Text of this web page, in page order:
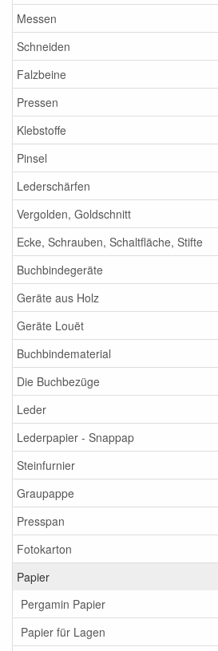
Messen
Schneiden
Falzbeine
Pressen
Klebstoffe
Pinsel
Lederschärfen
Vergolden, Goldschnitt
Ecke, Schrauben, Schaltfläche, Stifte
Buchbindegeräte
Geräte aus Holz
Geräte Louët
Buchbindematerial
Die Buchbezüge
Leder
Lederpapier - Snappap
Steinfurnier
Graupappe
Presspan
Fotokarton
Papier
Pergamin Papier
Papier für Lagen